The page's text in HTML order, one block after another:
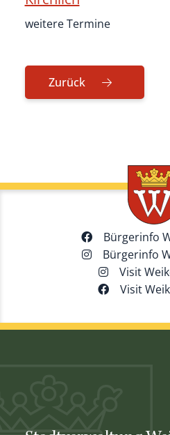
weitere Termine
Zurück
Bürgerinfo
Bürgerinfo
Visit
Visit